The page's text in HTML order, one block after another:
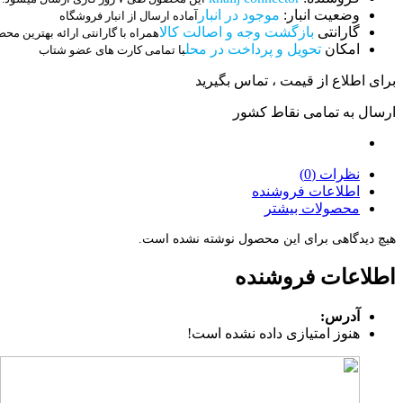
وضعیت انبار: موجود در انبار آماده ارسال از انبار فروشگاه
گارانتی بازگشت وجه و اصالت کالاهمراه با گارانتی ارائه بهترین
امکان تحویل و پرداخت در محلبا تمامی کارت های عضو شتاب
برای اطلاع از قیمت ، تماس بگیرید
ارسال به تمامی نقاط کشور
نظرات (0)
اطلاعات فروشنده
محصولات بیشتر
هیچ دیدگاهی برای این محصول نوشته نشده است.
اطلاعات فروشنده
آدرس:
هنوز امتیازی داده نشده است!